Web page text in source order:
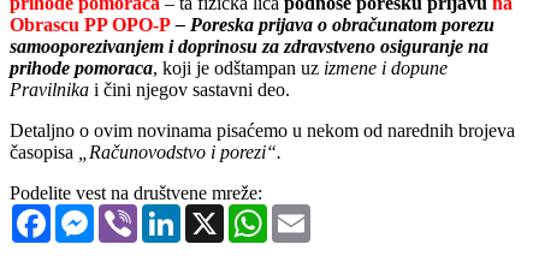
Obrascu PP OPO-P – Poreska prijava o obračunatom porezu
samooporezivanjem i doprinosu za zdravstveno osiguranje na
prihode pomoraca, koji je odštampan uz izmene i dopune
Pravilnika i čini njegov sastavni deo.
Detaljno o ovim novinama pisaćemo u nekom od narednih brojeva
časopisa „Računovodstvo i porezi“.
Podelite vest na društvene mreže:
FacebookMessenger
Viber LinkedIn
X WhatsApp